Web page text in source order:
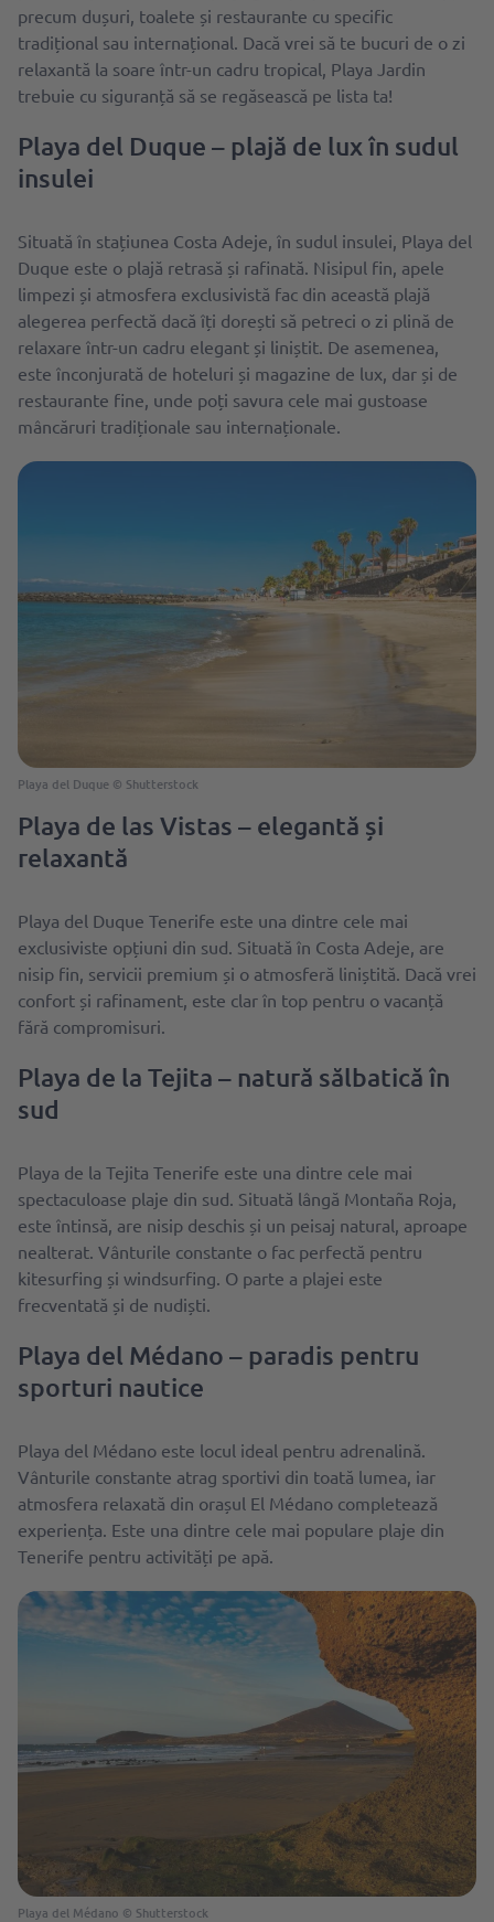
precum dușuri, toalete și restaurante cu specific
tradițional sau internațional. Dacă vrei să te bucuri de o zi
relaxantă la soare într-un cadru tropical, Playa Jardin
trebuie cu siguranță să se regăsească pe lista ta!
Playa del Duque – plajă de lux în sudul
insulei
Situată în stațiunea Costa Adeje, în sudul insulei, Playa del
Duque este o plajă retrasă și rafinată. Nisipul fin, apele
limpezi și atmosfera exclusivistă fac din această plajă
alegerea perfectă dacă îți dorești să petreci o zi plină de
relaxare într-un cadru elegant și liniștit. De asemenea,
este înconjurată de hoteluri și magazine de lux, dar și de
restaurante fine, unde poți savura cele mai gustoase
mâncăruri tradiționale sau internaționale.
Playa del Duque © Shutterstock
Playa de las Vistas – elegantă și
relaxantă
Playa del Duque Tenerife este una dintre cele mai
exclusiviste opțiuni din sud. Situată în Costa Adeje, are
nisip fin, servicii premium și o atmosferă liniștită. Dacă vrei
confort și rafinament, este clar în top pentru o vacanță
fără compromisuri.
Playa de la Tejita – natură sălbatică în
sud
Playa de la Tejita Tenerife este una dintre cele mai
spectaculoase plaje din sud. Situată lângă Montaña Roja,
este întinsă, are nisip deschis și un peisaj natural, aproape
nealterat. Vânturile constante o fac perfectă pentru
kitesurfing și windsurfing. O parte a plajei este
frecventată și de nudiști.
Playa del Médano – paradis pentru
sporturi nautice
Playa del Médano este locul ideal pentru adrenalină.
Vânturile constante atrag sportivi din toată lumea, iar
atmosfera relaxată din orașul El Médano completează
experiența. Este una dintre cele mai populare plaje din
Tenerife pentru activități pe apă.
Playa del Médano © Shutterstock